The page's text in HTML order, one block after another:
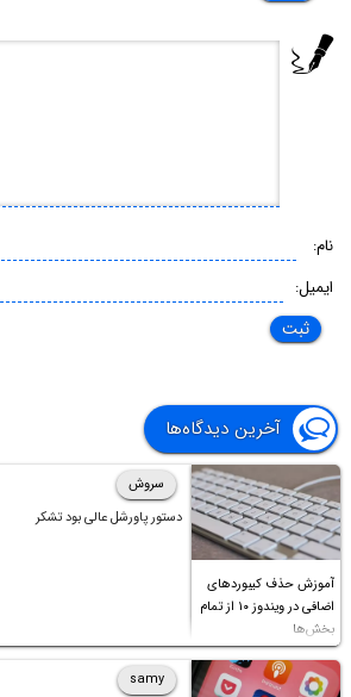
نام:
ایمیل:
آخرین دیدگاه‌ها
آموزش حذف کیبوردهای
اضافی در ویندوز ۱۰ از تمام
بخش‌ها
سروش
دستور پاورشل عالی بود تشکر
samy